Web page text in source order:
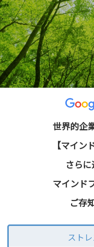
世界的企
【マイン
さら
マインド
ご存
スト